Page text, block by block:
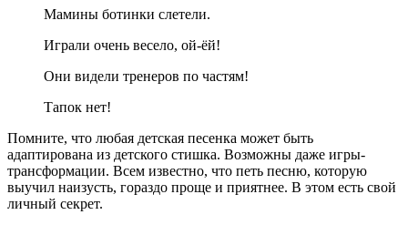
Мамины ботинки слетели.
Играли очень весело, ой-ёй!
Они видели тренеров по частям!
Тапок нет!
Помните, что любая детская песенка может быть
адаптирована из детского стишка. Возможны даже игры-
трансформации. Всем известно, что петь песню, которую
выучил наизусть, гораздо проще и приятнее. В этом есть свой
личный секрет.